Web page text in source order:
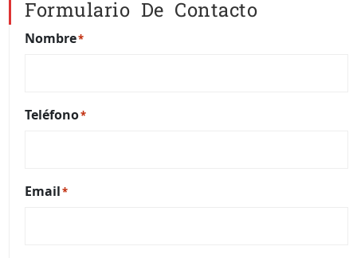
Formulario De Contacto
Nombre*
Teléfono*
Email*